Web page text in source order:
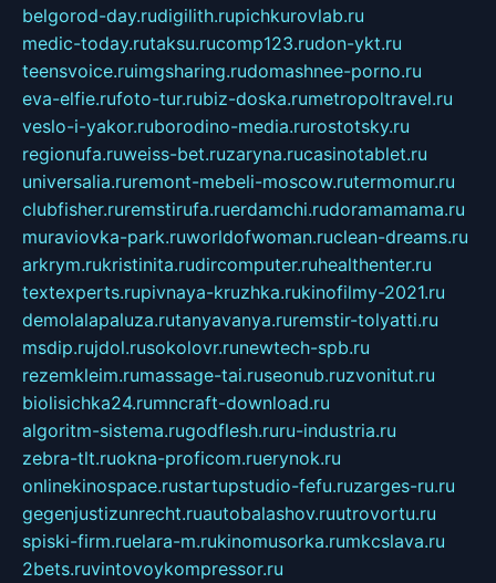
belgorod-day.rudigilith.rupichkurovlab.ru
medic-today.rutaksu.rucomp123.rudon-ykt.ru
teensvoice.ruimgsharing.rudomashnee-porno.ru
eva-elfie.rufoto-tur.rubiz-doska.rumetropoltravel.ru
veslo-i-yakor.ruborodino-media.rurostotsky.ru
regionufa.ruweiss-bet.ruzaryna.rucasinotablet.ru
universalia.ruremont-mebeli-moscow.rutermomur.ru
clubfisher.ruremstirufa.ruerdamchi.rudoramamama.ru
muraviovka-park.ruworldofwoman.ruclean-dreams.ru
arkrym.rukristinita.rudircomputer.ruhealthenter.ru
textexperts.rupivnaya-kruzhka.rukinofilmy-2021.ru
demolalapaluza.rutanyavanya.ruremstir-tolyatti.ru
msdip.rujdol.rusokolovr.runewtech-spb.ru
rezemkleim.rumassage-tai.ruseonub.ruzvonitut.ru
biolisichka24.rumncraft-download.ru
algoritm-sistema.rugodflesh.ruru-industria.ru
zebra-tlt.ruokna-proficom.ruerynok.ru
onlinekinospace.rustartupstudio-fefu.ruzarges-ru.ru
gegenjustizunrecht.ruautobalashov.ruutrovortu.ru
spiski-firm.ruelara-m.rukinomusorka.rumkcslava.ru
2bets.ruvintovoykompressor.ru